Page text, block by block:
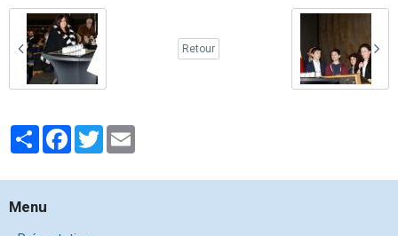
Retour
PartagerFacebook
Twitter
Menu